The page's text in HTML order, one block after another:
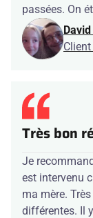
passées. On
David
Très bon
Je
est intervenu
ma mère.
différentes. Il